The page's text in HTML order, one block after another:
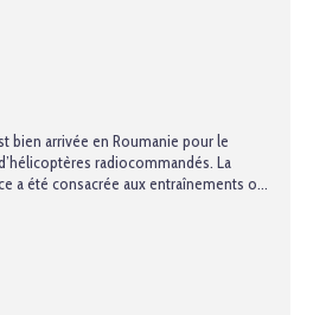
bien arrivée en Roumanie pour le
radiocommandés. La
a été consacrée aux entraînements o...